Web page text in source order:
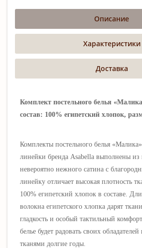
Описание
Характеристики
Доставка
Комплект постельного белья
состав: 100% египетский хлопок,
Комплекты постельного белья «Малика»
линейки бренда Asabella выполнены из
невероятно нежного сатина с
линейку отличает высокая плотность
100% египетский хлопок в составе.
волокна египетского хлопка дарят
гладкость и особый тактильный
белье будет радовать своих
тканями долгие годы.